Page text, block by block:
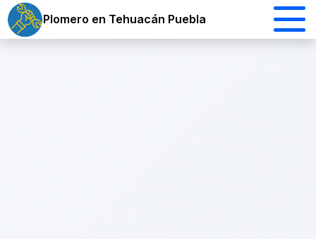
Plomero en Tehuacán Puebla